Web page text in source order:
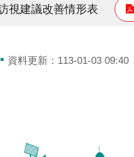
視建議改善情形表
資料更新：113-01-03 09:40